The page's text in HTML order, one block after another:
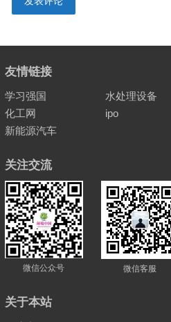
友情链接
学习强国 水处理设备
化工网
ipo
新能源汽车
关注交流
微信公众号 微信客服
关于本站